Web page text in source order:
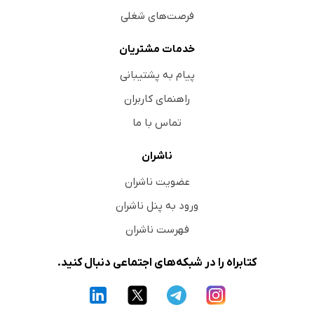
فرصت‌های شغلی
خدمات مشتریان
پیام به پشتیبانی
راهنمای کاربران
تماس با ما
ناشران
عضویت ناشران
ورود به پنل ناشران
فهرست ناشران
کتابراه را در شبکه‌های اجتماعی دنبال کنید.